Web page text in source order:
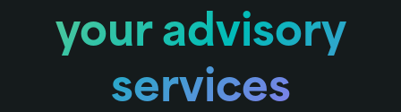
your advisory
services